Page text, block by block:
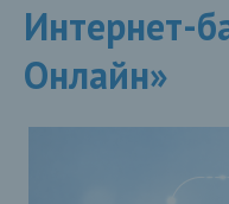
Интернет-
Онлайн»